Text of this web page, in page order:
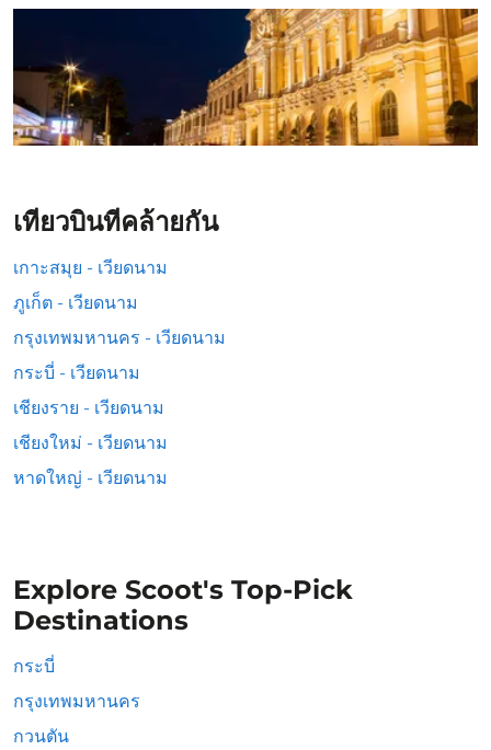
เที่ยวบินที่คล้ายกัน
เกาะสมุย - เวียดนาม
ภูเก็ต - เวียดนาม
กรุงเทพมหานคร - เวียดนาม
กระบี่ - เวียดนาม
เชียงราย - เวียดนาม
เชียงใหม่ - เวียดนาม
หาดใหญ่ - เวียดนาม
Explore Scoot's Top-Pick
Destinations
กระบี่
กรุงเทพมหานคร
กวนตัน